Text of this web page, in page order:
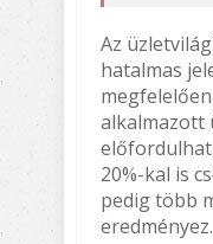
Az
hatalmas
alkalmazott
20%-kal is
pedig több
eredményez.